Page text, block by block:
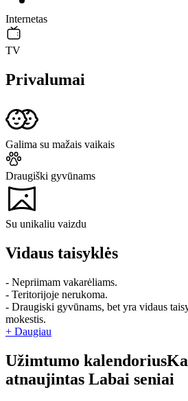
Internetas
TV
Privalumai
Galima su mažais vaikais
Draugiški gyvūnams
Su unikaliu vaizdu
Vidaus taisyklės
- Nepriimam vakarėliams.
- Teritorijoje nerukoma.
- Draugiski gyvūnams, bet yra vidaus
mokestis.
+ Daugiau
Užimtumo kalendorius
atnaujintas Labai seniai